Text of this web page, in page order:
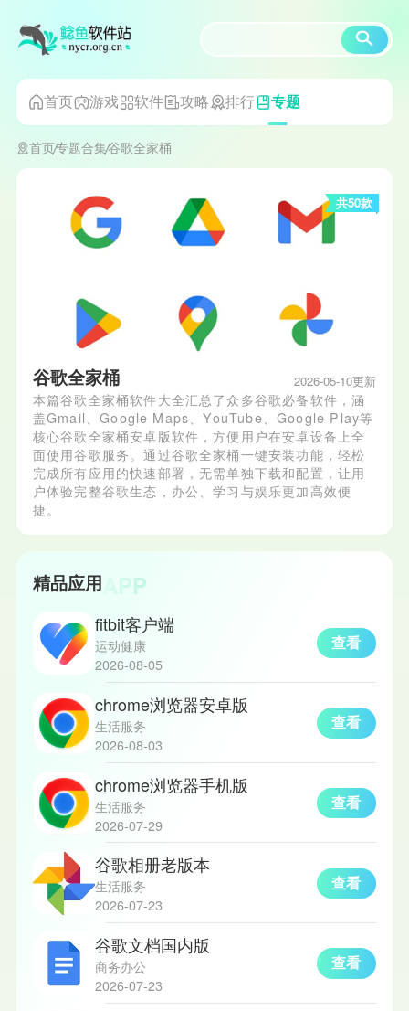
首页 游戏 软件 攻略 排行 专题
首页专题合集谷歌全家桶
共50款
谷歌全家桶 2026-05-10更新
本篇谷歌全家桶软件大全汇总了众多谷歌必备软件，涵
盖Gmail、Google Maps、YouTube、Google Play等
核心谷歌全家桶安卓版软件，方便用户在安卓设备上全
面使用谷歌服务。通过谷歌全家桶一键安装功能，轻松
完成所有应用的快速部署，无需单独下载和配置，让用
户体验完整谷歌生态，办公、学习与娱乐更加高效便
捷。
精品应用 APP
fitbit客户端
运动健康
2026-08-05
查看
chrome浏览器安卓版
生活服务
2026-08-03
查看
chrome浏览器手机版
生活服务
2026-07-29
查看
谷歌相册老版本
生活服务
2026-07-23
查看
谷歌文档国内版
商务办公
2026-07-23
查看